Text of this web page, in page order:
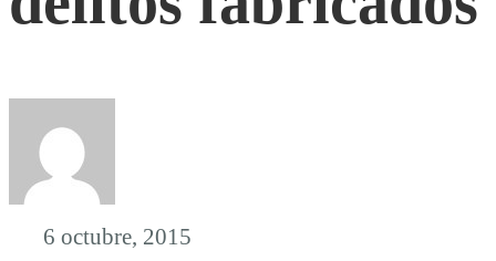
de
Mezcala
6 octubre, 2015